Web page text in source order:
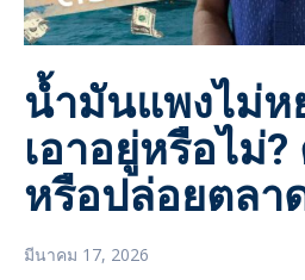
น้ำมันแพงไม่ห
เอาอยู่หรือไม่?
หรือปล่อยตลา
มีนาคม 17, 2026